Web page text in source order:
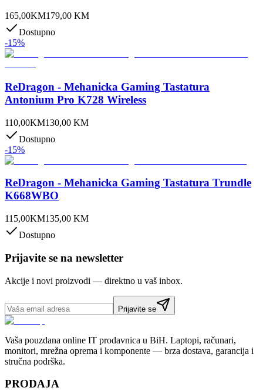
165,00KM179,00 KM
Dostupno
-15%
ReDragon - Mehanicka Gaming Tastatura
Antonium Pro K728 Wireless
110,00KM130,00 KM
Dostupno
-15%
ReDragon - Mehanicka Gaming Tastatura Trundle
K668WBO
115,00KM135,00 KM
Dostupno
Prijavite se na newsletter
Akcije i novi proizvodi — direktno u vaš inbox.
Prijavite se
Vaša pouzdana online IT prodavnica u BiH. Laptopi, računari,
monitori, mrežna oprema i komponente — brza dostava, garancija i
stručna podrška.
PRODAJA